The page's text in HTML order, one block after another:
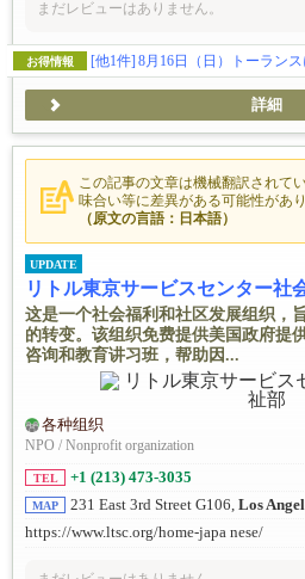
まだレビューはありません。
お得情報 [他1件] 8月16日（日）トーランスにて資格発行クラスを日本語で開催
詳細
この記事の文章は機械翻訳されて
味合い等に差異がある可能性があ
（原文の言語：日本語）
UPDATE
リトル東京サービスセンター社
这是一个社会福利和社区发展组织，
的转变。该组织免费提供美国政府提
咨询和教育讲习班，帮助因...
各种组织
NPO / Nonprofit organization
TEL +1 (213) 473-3035
MAP 231 East 3rd Street G106, Los
https://www.ltsc.org/home-japa nese/